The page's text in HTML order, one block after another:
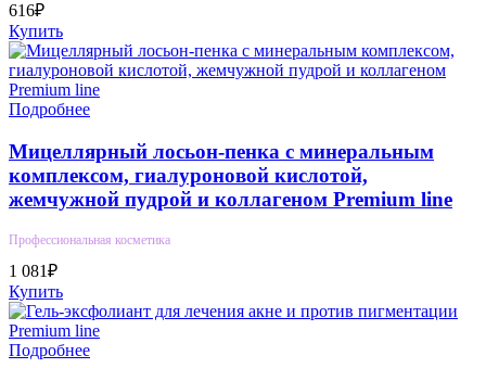
616₽
Купить
Подробнее
Мицеллярный лосьон-пенка с минеральным
комплексом, гиалуроновой кислотой,
жемчужной пудрой и коллагеном Premium line
Профессиональная косметика
1 081₽
Купить
Подробнее